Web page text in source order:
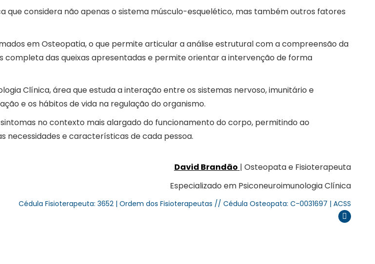
que considera não apenas o sistema músculo-esquelético, mas também outros fatores
em Osteopatia, o que permite articular a análise estrutural com a compreensão da
completa das queixas apresentadas e permite orientar a intervenção de forma
Clínica, área que estuda a interação entre os sistemas nervoso, imunitário e
e os hábitos de vida na regulação do organismo.
no contexto mais alargado do funcionamento do corpo, permitindo ao
e características de cada pessoa.
David Brandão | Osteopata e Fisioterapeuta
Especializado em Psiconeuroimunologia Clínica
Cédula Fisioterapeuta: 3652 | Ordem dos Fisioterapeutas // Cédula Osteopata: C-0031697 | ACSS
Instagram